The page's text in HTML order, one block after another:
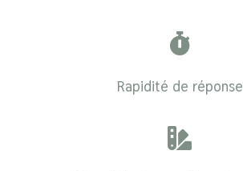

Rapidité de réponse
